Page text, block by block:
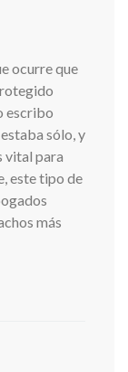
ocurre que
escribo
sólo, y
vital para
este tipo de
más